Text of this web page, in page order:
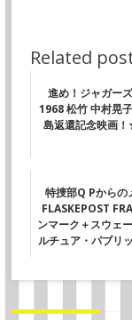
Related
進め！ジャガー
1968 松竹 中村晃
島返還記念映
特捜部Q Pからの
FLASKEPOST
ンマーク＋スウェ
ルチュア・パブリ